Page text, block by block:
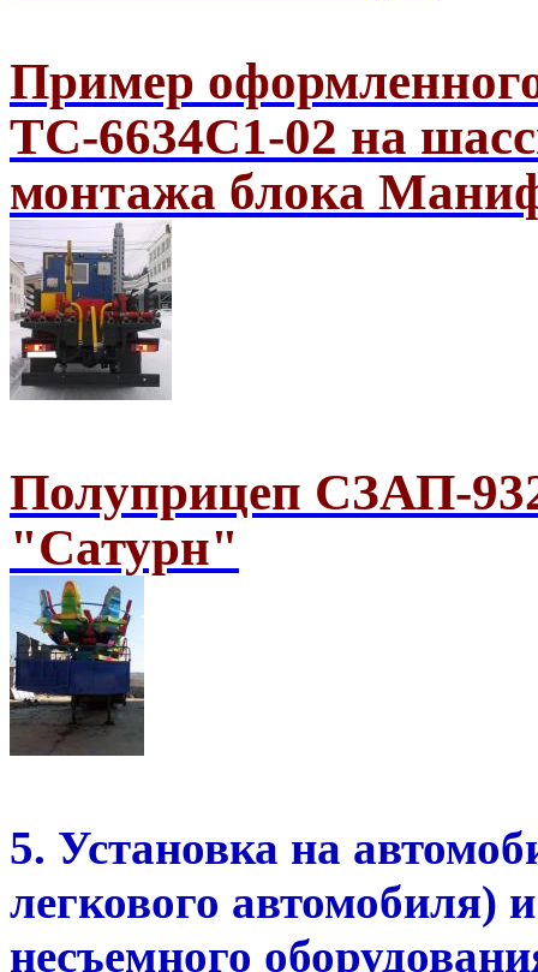
Пример
ТС-6634С1-02 на
монтажа блока
Полуприцеп СЗАП-
"Сатурн"
5. Установка на
легкового автомобиля)
несъемного